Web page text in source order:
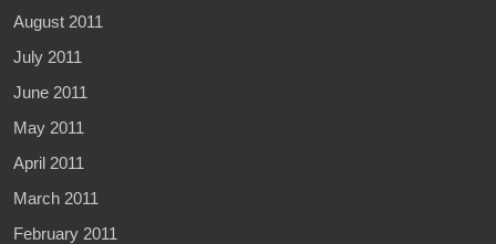
August 2011
July 2011
June 2011
May 2011
April 2011
March 2011
February 2011